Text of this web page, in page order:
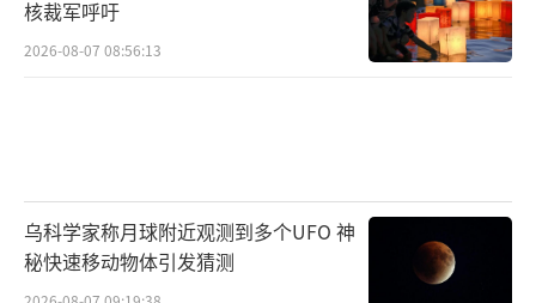
核裁军呼吁
2026-08-07 08:56:13
乌科学家称月球附近观测到多个UFO 神
秘快速移动物体引发猜测